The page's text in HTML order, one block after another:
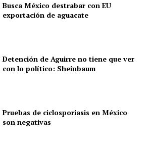
Busca México destrabar con EU
exportación de aguacate
Detención de Aguirre no tiene que ver
con lo político: Sheinbaum
Pruebas de ciclosporiasis en México
son negativas